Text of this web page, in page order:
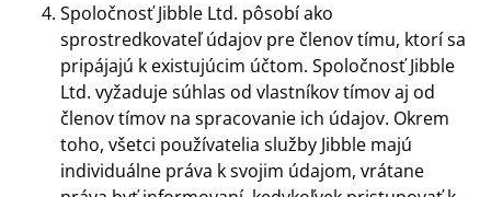
Spoločnosť Jibble Ltd. pôsobí ako
sprostredkovateľ údajov pre členov tímu, ktorí sa
pripájajú k existujúcim účtom. Spoločnosť Jibble
Ltd. vyžaduje súhlas od vlastníkov tímov aj od
členov tímov na spracovanie ich údajov. Okrem
toho, všetci používatelia služby Jibble majú
individuálne práva k svojim údajom, vrátane